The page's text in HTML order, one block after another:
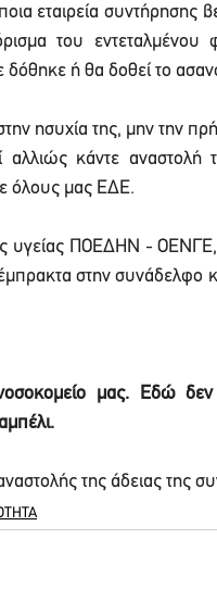
εταιρεία συντήρησης
του
δόθηκε ή θα δοθεί το
ησυχία της, μην την
αλλιώς κάντε
όλους μας ΕΔΕ.
υγείας ΠΟΕΔΗΝ -
στην συνάδελφο
μας. Εδώ
της άδειας της